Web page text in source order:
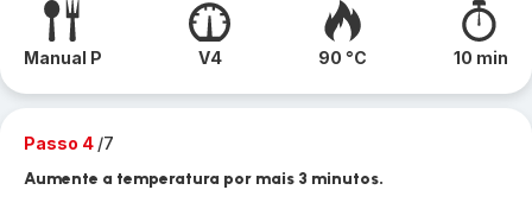
Manual P V4 90 °C 10 min
Passo 4 /7
Aumente a temperatura por mais 3 minutos.